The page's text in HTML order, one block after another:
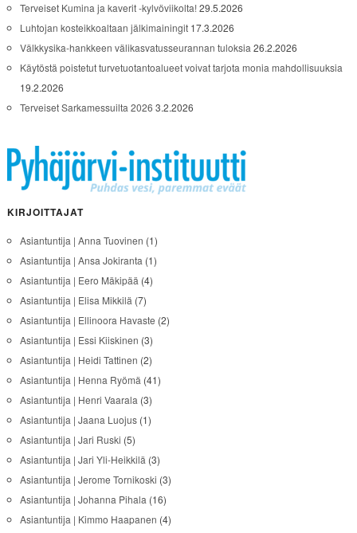
Terveiset Kumina ja kaverit -kylvöviikolta!29.5.2026
Luhtojan kosteikkoaltaan jälkimainingit 17.3.2026
Välkkysika-hankkeen välikasvatusseurannan tuloksia 26.2.2026
Käytöstä poistetut turvetuotantoalueet voivat tarjota monia mahdollisuuksia
19.2.2026
Terveiset Sarkamessuilta 2026 3.2.2026
KIRJOITTAJAT
Asiantuntija | Anna Tuovinen (1)
Asiantuntija | Ansa Jokiranta (1)
Asiantuntija | Eero Mäkipää (4)
Asiantuntija | Elisa Mikkilä (7)
Asiantuntija | Ellinoora Havaste (2)
Asiantuntija | Essi Kiiskinen (3)
Asiantuntija | Heidi Tattinen (2)
Asiantuntija | Henna Ryömä (41)
Asiantuntija | Henri Vaarala (3)
Asiantuntija | Jaana Luojus(1)
Asiantuntija | Jari Ruski (5)
Asiantuntija | Jari Yli-Heikkilä (3)
Asiantuntija | Jerome Tornikoski (3)
Asiantuntija | Johanna Pihala (16)
Asiantuntija | Kimmo Haapanen (4)